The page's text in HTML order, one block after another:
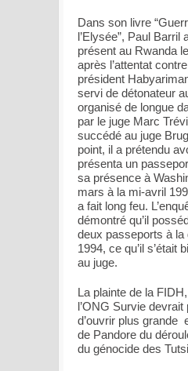
Dans son livre
l’Elysée”, Paul Barril
présent au Rwanda
après l’attentat
président
servi de détonateur
organisé de longue
par le juge Marc
succédé au juge
point, il a prétendu
présenta un
sa présence à
mars à la mi-avril
a fait long feu.
démontré qu’il
deux passeports à la
1994, ce qu’il s’était
au juge.
La plainte de la
l’ONG Survie devrait
d’ouvrir plus grande
de Pandore du
du génocide des